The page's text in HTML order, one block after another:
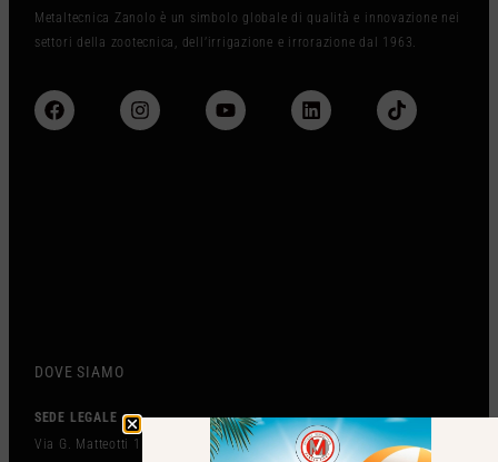
Metaltecnica Zanolo è un simbolo globale di qualità e innovazione nei
settori della zootecnica, dell’irrigazione e irrorazione dal 1963.
DOVE SIAMO
SEDE LEGALE
Via G. Matteotti 151